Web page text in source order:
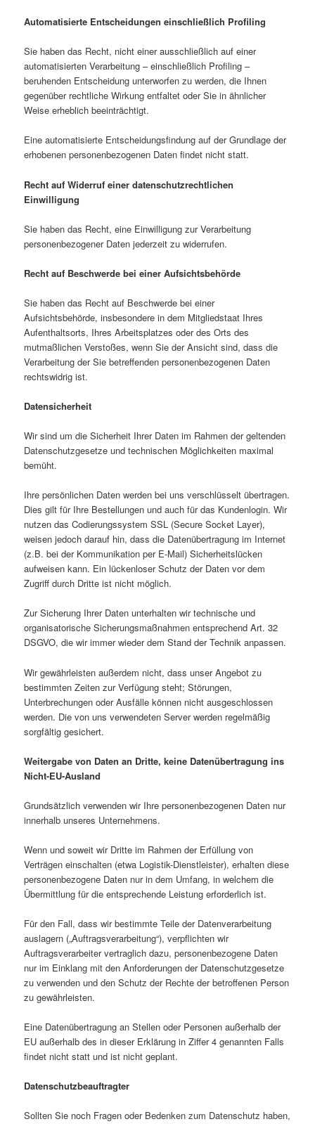
Automatisierte Entscheidungen einschließlich Profiling
Sie haben das Recht, nicht einer ausschließlich auf einer
automatisierten Verarbeitung – einschließlich Profiling –
beruhenden Entscheidung unterworfen zu werden, die Ihnen
gegenüber rechtliche Wirkung entfaltet oder Sie in ähnlicher
Weise erheblich beeinträchtigt.
Eine automatisierte Entscheidungsfindung auf der Grundlage der
erhobenen personenbezogenen Daten findet nicht statt.
Recht auf Widerruf einer datenschutzrechtlichen
Einwilligung
Sie haben das Recht, eine Einwilligung zur Verarbeitung
personenbezogener Daten jederzeit zu widerrufen.
Recht auf Beschwerde bei einer Aufsichtsbehörde
Sie haben das Recht auf Beschwerde bei einer
Aufsichtsbehörde, insbesondere in dem Mitgliedstaat Ihres
Aufenthaltsorts, Ihres Arbeitsplatzes oder des Orts des
mutmaßlichen Verstoßes, wenn Sie der Ansicht sind, dass die
Verarbeitung der Sie betreffenden personenbezogenen Daten
rechtswidrig ist.
Datensicherheit
Wir sind um die Sicherheit Ihrer Daten im Rahmen der geltenden
Datenschutzgesetze und technischen Möglichkeiten maximal
bemüht.
Ihre persönlichen Daten werden bei uns verschlüsselt übertragen.
Dies gilt für Ihre Bestellungen und auch für das Kundenlogin. Wir
nutzen das Codierungssystem SSL (Secure Socket Layer),
weisen jedoch darauf hin, dass die Datenübertragung im Internet
(z.B. bei der Kommunikation per E-Mail) Sicherheitslücken
aufweisen kann. Ein lückenloser Schutz der Daten vor dem
Zugriff durch Dritte ist nicht möglich.
Zur Sicherung Ihrer Daten unterhalten wir technische und
organisatorische Sicherungsmaßnahmen entsprechend Art. 32
DSGVO, die wir immer wieder dem Stand der Technik anpassen.
Wir gewährleisten außerdem nicht, dass unser Angebot zu
bestimmten Zeiten zur Verfügung steht; Störungen,
Unterbrechungen oder Ausfälle können nicht ausgeschlossen
werden. Die von uns verwendeten Server werden regelmäßig
sorgfältig gesichert.
Weitergabe von Daten an Dritte, keine Datenübertragung ins
Nicht-EU-Ausland
Grundsätzlich verwenden wir Ihre personenbezogenen Daten nur
innerhalb unseres Unternehmens.
Wenn und soweit wir Dritte im Rahmen der Erfüllung von
Verträgen einschalten (etwa Logistik-Dienstleister), erhalten diese
personenbezogene Daten nur in dem Umfang, in welchem die
Übermittlung für die entsprechende Leistung erforderlich ist.
Für den Fall, dass wir bestimmte Teile der Datenverarbeitung
auslagern („Auftragsverarbeitung“), verpflichten wir
Auftragsverarbeiter vertraglich dazu, personenbezogene Daten
nur im Einklang mit den Anforderungen der Datenschutzgesetze
zu verwenden und den Schutz der Rechte der betroffenen Person
zu gewährleisten.
Eine Datenübertragung an Stellen oder Personen außerhalb der
EU außerhalb des in dieser Erklärung in Ziffer 4 genannten Falls
findet nicht statt und ist nicht geplant.
Datenschutzbeauftragter
Sollten Sie noch Fragen oder Bedenken zum Datenschutz haben,